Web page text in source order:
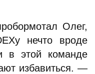
Олег,
нечто вроде
в этой команде
избавиться. —